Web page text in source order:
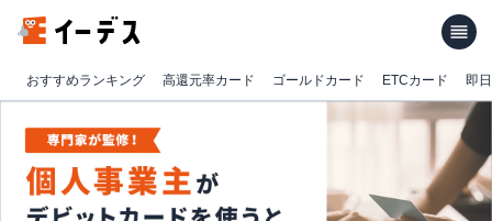
おすすめランキング 高還元率カード ゴールドカード ETCカード 即